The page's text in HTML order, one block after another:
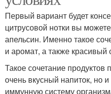
Первый вариант будет
цитрусовой нотки вы
апельсин. Именно такое
и аромат, а также красивый
Такое сочетание продуктов
очень вкусный напиток, но
иммунную систему